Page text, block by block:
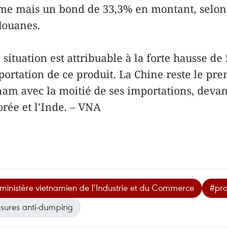
mais un bond de 33,3% en montant,
situation est ​attribuable à la forte hausse de
de ce produit. La Chine ​reste le
avec la moitié de ses importations,
et l’Inde. – VNA
vietnamien de l’Industrie et du Commerce
anti-dumping